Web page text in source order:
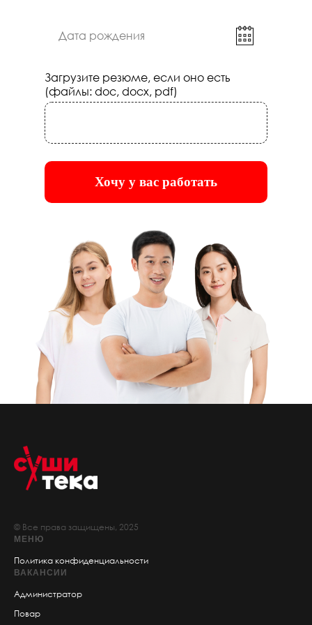
Загрузите резюме, если оно есть
(файлы: doc, docx, pdf)
Хочу у вас работать
© Все права защищены, 2025
МЕНЮ
Политика конфиденциальности
ВАКАНСИИ
Администратор
Повар